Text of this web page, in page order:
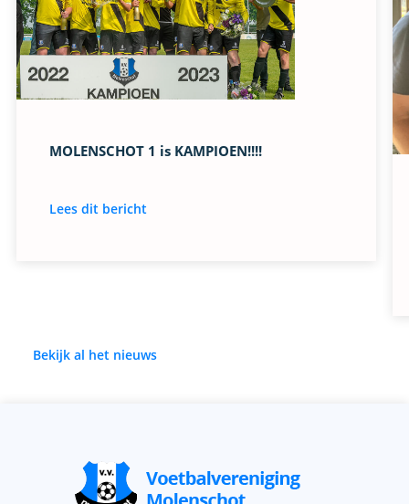
MOLENSCHOT 1 is KAMPIOEN!!!!
Lees dit bericht
Bekijk al het nieuws